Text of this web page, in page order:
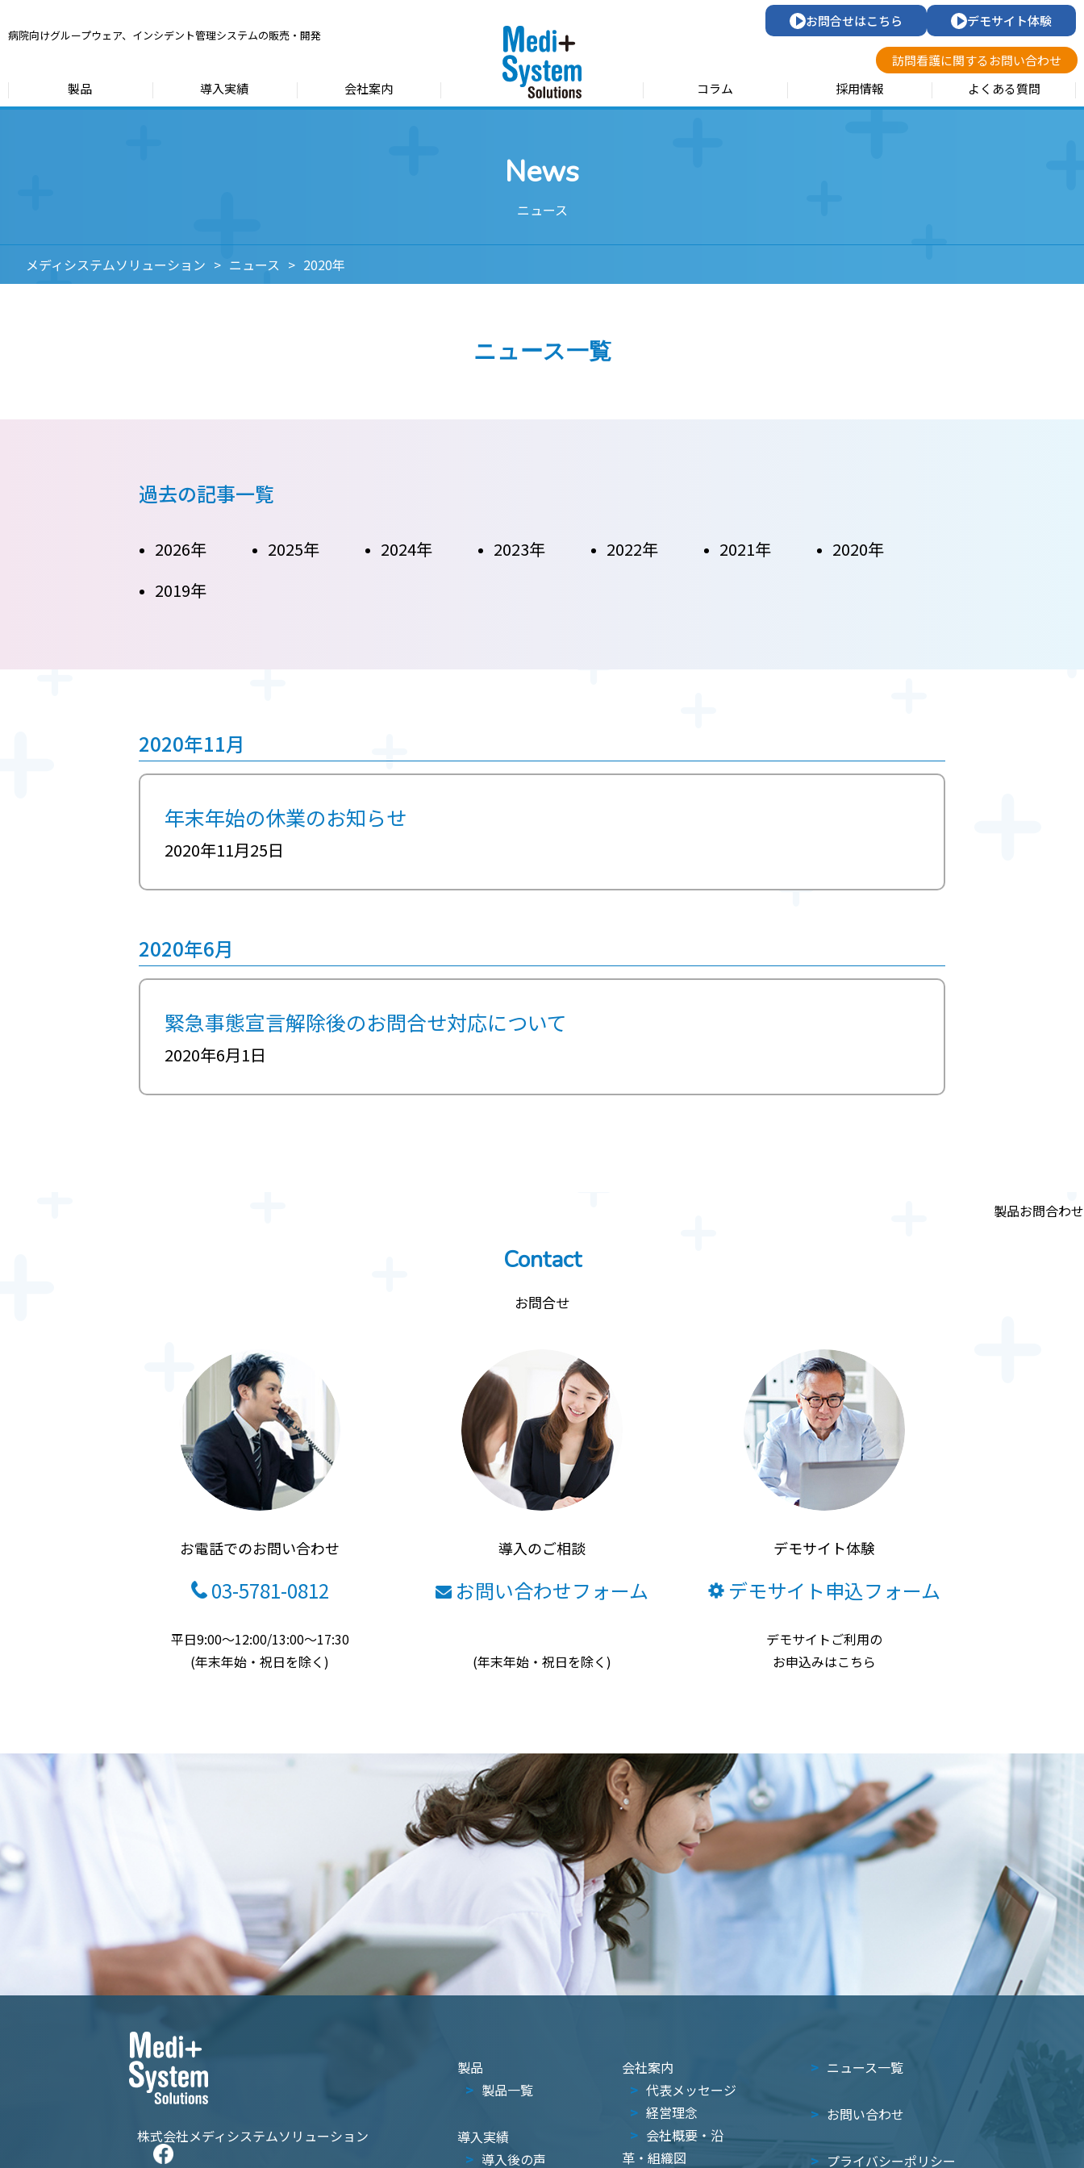
製品お問合わせ
病院向けグループウェア、 インシデント管理システムの販売・開発
製品 導入実績 会社案内 コラム 採用情報 よくある質問
お問合せはこちら デモサイト体験
訪問看護に関するお問い合わせ
News
ニュース
メディシステムソリューション ニュース 2020年
ニュース一覧
過去の記事一覧
2026年 2025年 2024年 2023年 2022年 2021年
2020年
2019年
2020年11月
年末年始の休業のお知らせ
2020年11月25日
2020年6月
緊急事態宣言解除後のお問合せ対応について
2020年6月1日
Contact
お問合せ
お電話でのお問い合わせ
03-5781-0812
平日9:00～12:00/13:00～17:30
(年末年始・祝日を除く)
導入のご相談
お問い合わせフォーム
(年末年始・祝日を除く)
デモサイト体験
デモサイト申込フォーム
デモサイトご利用の
お申込みはこちら
株式会社メディシステムソリューション
製品
製品一覧
導入実績
導入後の声
会社案内
代表メッセージ
経営理念
会社概要・沿
革・組織図
ニュース一覧
お問い合わせ
プライバシーポリシー